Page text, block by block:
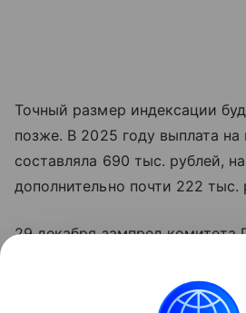
Точный размер индексации
позже. В 2025 году выплата на
составляла 690 тыс. рублей,
дополнительно почти 222 тыс.
29 декабря зампред комитета
капитал в России должен